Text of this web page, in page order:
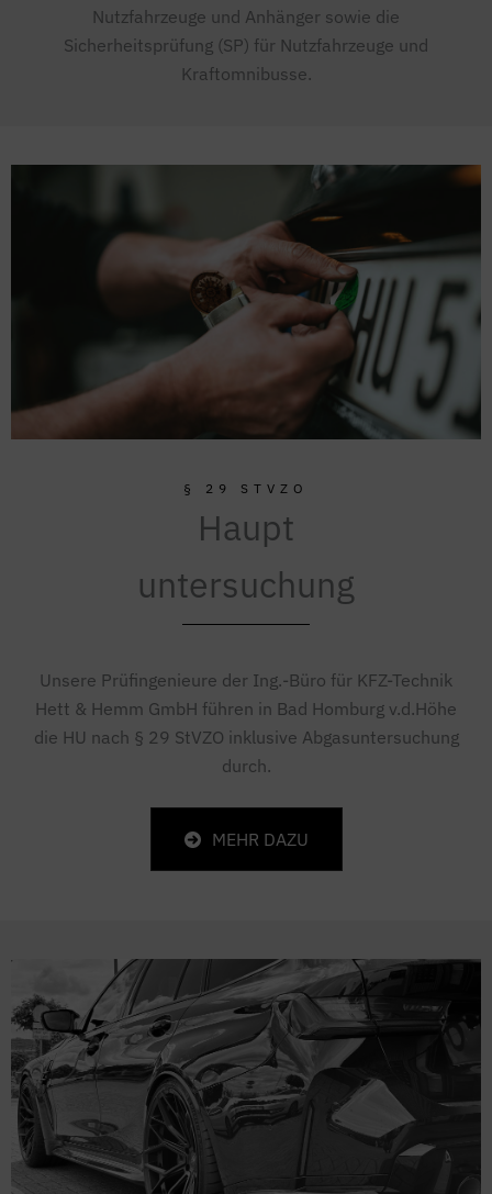
Nutzfahrzeuge und Anhänger sowie die
Sicherheitsprüfung (SP) für Nutzfahrzeuge und
Kraftomnibusse.
§ 29 STVZO
Haupt
untersuchung
Unsere Prüfingenieure der Ing.-Büro für KFZ-Technik
Hett & Hemm GmbH führen in Bad Homburg v.d.Höhe
die HU nach § 29 StVZO inklusive Abgasuntersuchung
durch.
MEHR DAZU